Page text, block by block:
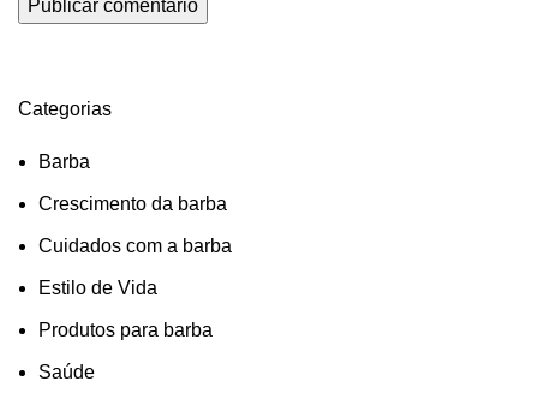
Categorias
Barba
Crescimento da barba
Cuidados com a barba
Estilo de Vida
Produtos para barba
Saúde